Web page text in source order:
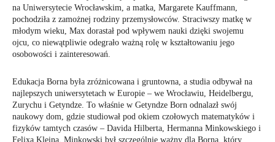
na Uniwersytecie Wrocławskim, a matka, Margarete Kauffmann,
pochodziła z zamożnej rodziny przemysłowców. Straciwszy matkę w
młodym wieku, Max dorastał pod wpływem nauki dzięki swojemu
ojcu, co niewątpliwie odegrało ważną rolę w kształtowaniu jego
osobowości i zainteresowań.
Edukacja Borna była zróżnicowana i gruntowna, a studia odbywał na
najlepszych uniwersytetach w Europie – we Wrocławiu, Heidelbergu,
Zurychu i Getyndze. To właśnie w Getyndze Born odnalazł swój
naukowy dom, gdzie studiował pod okiem czołowych matematyków i
fizyków tamtych czasów – Davida Hilberta, Hermanna Minkowskiego i
Felixa Kleina. Minkowski był szczególnie ważny dla Borna, który